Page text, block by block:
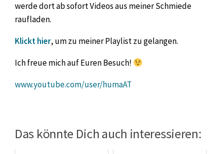
werde dort ab sofort Videos aus meiner Schmiede
raufladen.
Klickt hier, um zu meiner Playlist zu gelangen.
Ich freue mich auf Euren Besuch!
www.youtube.com/user/humaAT
Das könnte Dich auch interessieren: